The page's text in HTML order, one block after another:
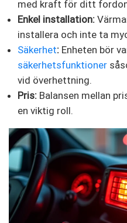
med kraft för ditt
Enkel installation:
installera och inte ta
Säkerhet: Enheten bör
säkerhetsfunktioner
vid överhettning.
Pris: Balansen mellan
en viktig roll.